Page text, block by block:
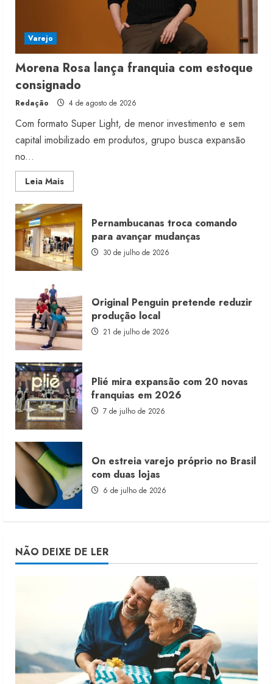
Varejo
Morena Rosa lança franquia com estoque
consignado
Redação 4 de agosto de 2026
Com formato Super Light, de menor investimento e sem
capital imobilizado em produtos, grupo busca expansão
no...
Leia MaisRead
more
Morena
Rosa
lança
franquia
com
estoque
consignado
Pernambucanas troca comando
para avançar mudanças
30 de julho de 2026
Original Penguin pretende reduzir
produção local
21 de julho de 2026
Plié mira expansão com 20 novas
franquias em 2026
7 de julho de 2026
On estreia varejo próprio no Brasil
com duas lojas
6 de julho de 2026
NÃO DEIXE DE LER